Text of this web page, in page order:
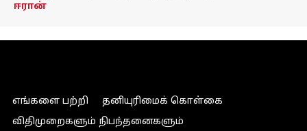
ஈரான்
எங்களை பற்றி
தனியுரிமைக் கொள்கை
விதிமுறைகளும் நிபந்தனைகளும்